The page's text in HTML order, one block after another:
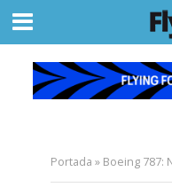
Portada » Boeing 787: